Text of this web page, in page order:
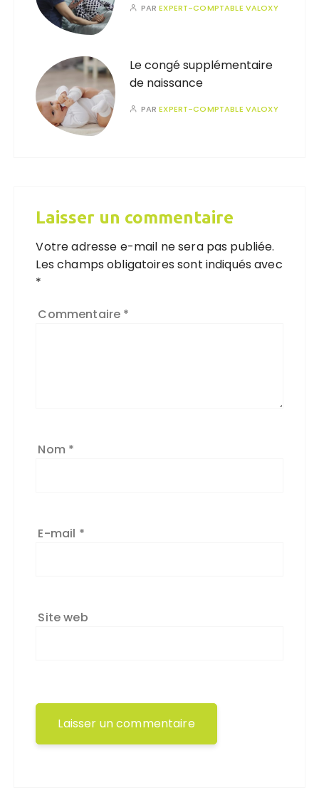
PAREXPERT-COMPTABLE VALOXY
Le congé supplémentaire
de naissance
PAREXPERT-COMPTABLE VALOXY
Laisser un commentaire
Votre adresse e-mail ne sera pas publiée.
Les champs obligatoires sont indiqués avec
*
Commentaire *
Nom *
E-mail *
Site web